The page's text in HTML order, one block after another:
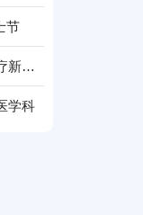
节
不挨刀、少遭罪，微创介入改写肿瘤治疗新格局
学科